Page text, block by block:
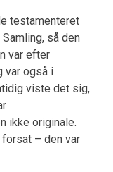
testamenteret
så den
var efter
var også i
viste det sig,
ikke originale.
– den var